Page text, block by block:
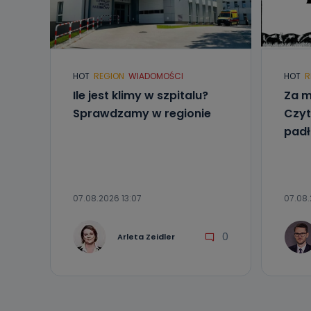
Telewizja
19 nie
Co
Po
Telewizji
19 dostępu
ich
sprzeciwu
Do
Jakie
Państwa (lub
HOT REGION WIADOMOŚCI
Ile jest klimy w szpitalu?
Sprawdzamy w regionie
07.08.2026 13:07
Arleta Zeidler 0
HOT
Za